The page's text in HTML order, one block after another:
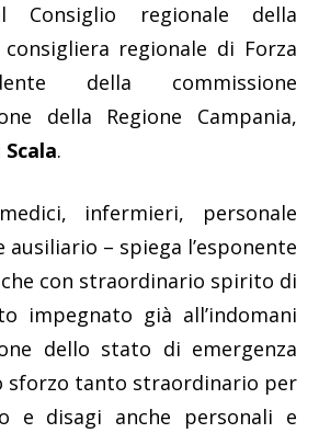
Consiglio regionale della
regionale di Forza
della commissione
della Regione Campania,
.
infermieri, personale
ausiliario – spiega l’esponente
con straordinario spirito di
impegnato già all’indomani
dello stato di emergenza
sforzo tanto straordinario per
e disagi anche personali e